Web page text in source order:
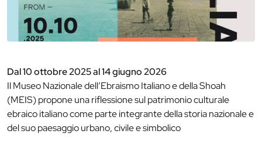
Dal 10 ottobre 2025 al 14 giugno 2026
Il Museo Nazionale dell’Ebraismo Italiano e della Shoah
(MEIS) propone una riflessione sul patrimonio culturale
ebraico italiano come parte integrante della storia nazionale e
del suo paesaggio urbano, civile e simbolico